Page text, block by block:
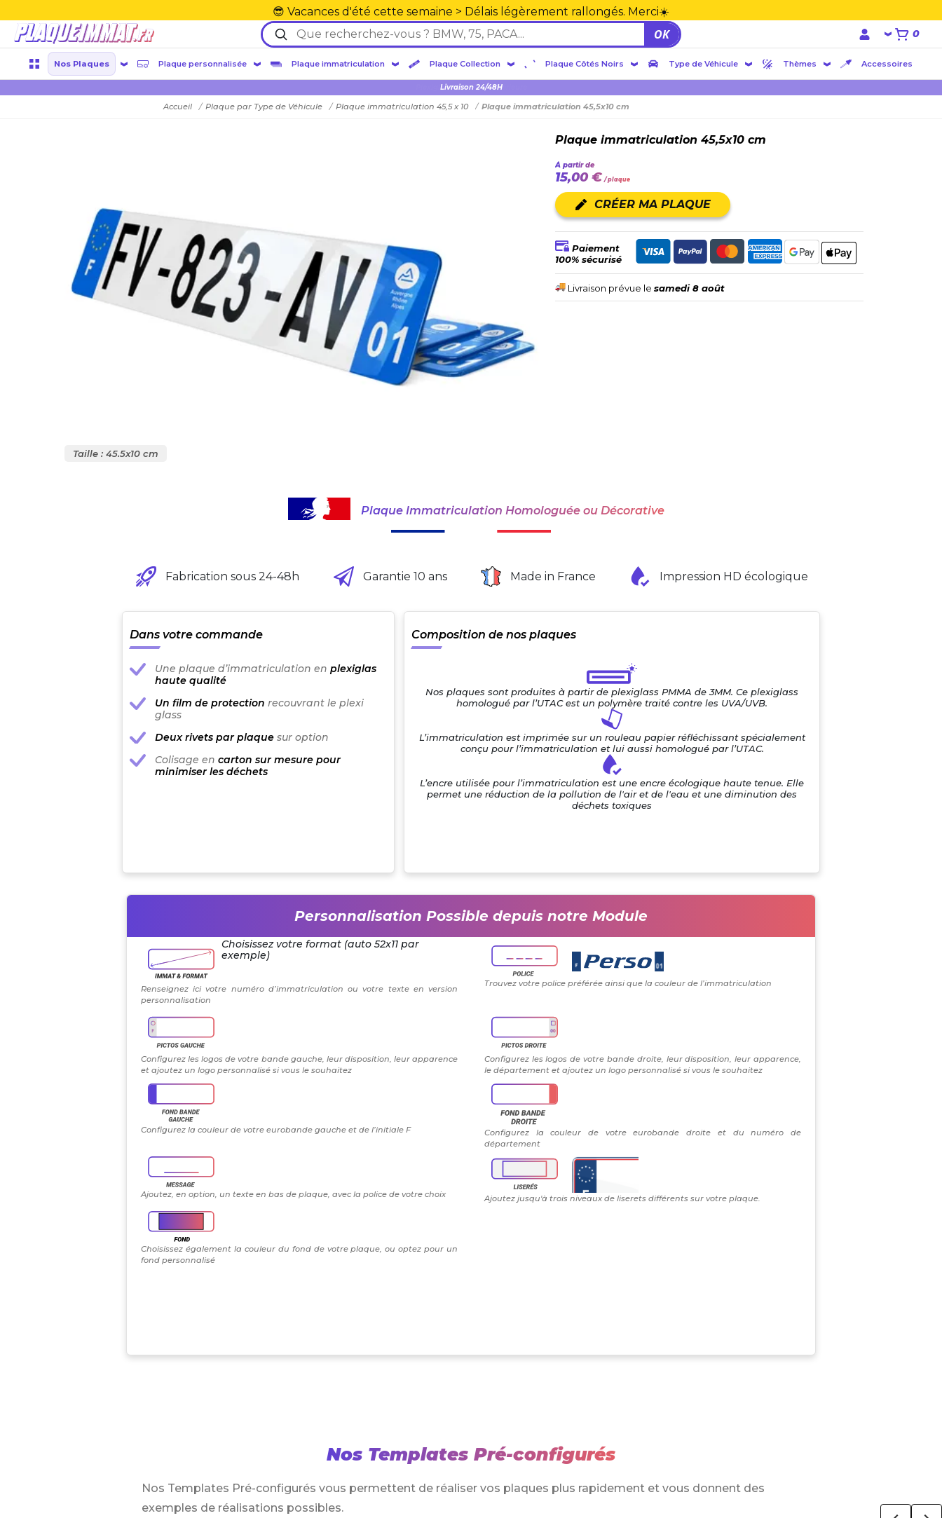
😎 Vacances d'été cette semaine > Délais légèrement rallongés. Merci☀️
OK 0
Nos Plaques Plaque personnalisée Plaque immatriculation Plaque Collection Plaque Côtés Noirs Type de Véhicule Thèmes Accessoires
Plexiglas en PMMA supérieure
Accueil Plaque par Type de Véhicule Plaque immatriculation 45,5 x 10 Plaque immatriculation 45,5x10 cm
Taille : 45.5x10 cm
Plaque immatriculation 45,5x10 cm
À partir de
15,00 € / plaque
CRÉER MA PLAQUE
Paiement
100% sécurisé
Livraison prévue le samedi 8 août
Plaque Immatriculation Homologuée ou Décorative
Fabrication sous 24-48h Garantie 10 ans Made in France Impression HD écologique
Dans votre commande
Une plaque d’immatriculation en plexiglas
haute qualité
Un film de protection recouvrant le plexi
glass
Deux rivets par plaquesur option
Colisage en carton sur mesure pour
minimiser les déchets
Composition de nos plaques
Nos plaques sont produites à partir de plexiglass PMMA de 3MM. Ce plexiglass
homologué par l’UTAC est un polymère traité contre les UVA/UVB.
L’immatriculation est imprimée sur un rouleau papier réfléchissant spécialement
conçu pour l’immatriculation et lui aussi homologué par l’UTAC.
L’encre utilisée pour l’immatriculation est une encre écologique haute tenue. Elle
permet une réduction de la pollution de l'air et de l'eau et une diminution des
déchets toxiques
Personnalisation Possible depuis notre Module
Choisissez votre format (auto 52x11 par
exemple)
Renseignez ici votre numéro d’immatriculation ou votre texte en version
personnalisation
Trouvez votre police préférée ainsi que la couleur de l’immatriculation
Configurez les logos de votre bande gauche, leur disposition, leur apparence
et ajoutez un logo personnalisé si vous le souhaitez
Configurez les logos de votre bande droite, leur disposition, leur apparence,
le département et ajoutez un logo personnalisé si vous le souhaitez
Configurez la couleur de votre eurobande gauche et de l’initiale F
Configurez la couleur de votre eurobande droite et du numéro de
département
Ajoutez, en option, un texte en bas de plaque, avec la police de votre choix Ajoutez jusqu'à trois niveaux de liserets différents sur votre plaque.
Choisissez également la couleur du fond de votre plaque, ou optez pour un
fond personnalisé
Nos Templates Pré-configurés
Nos Templates Pré-configurés vous permettent de réaliser vos plaques plus rapidement et vous donnent des
exemples de réalisations possibles.